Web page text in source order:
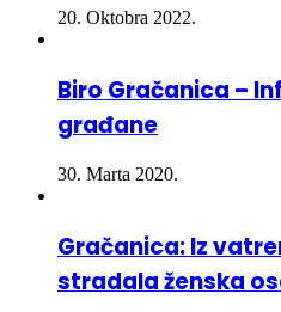
građane
30. Marta 2020.
stradala ženska
8. Decembra 2020.